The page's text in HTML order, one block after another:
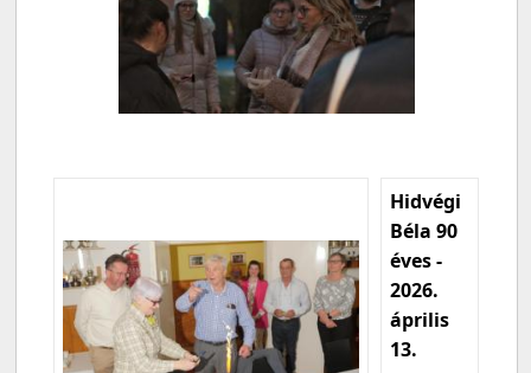
Hidvégi
Béla 90
éves -
2026.
április
13.